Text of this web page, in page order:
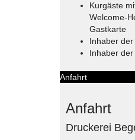
Kurgäste
Welcome-
Gastkarte
Inhaber der
Inhaber
Anfahrt
Anfahrt
Druckerei